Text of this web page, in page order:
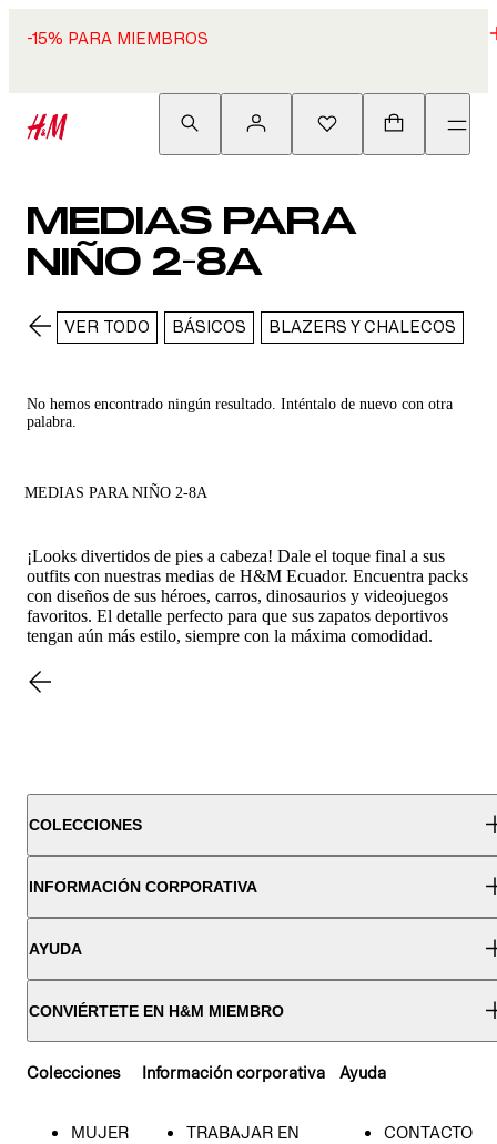
-15% PARA MIEMBROS
MEDIAS PARA
NIÑO 2-8A
VER TODO BÁSICOS BLAZERS Y CHALECOS
No hemos encontrado ningún resultado. Inténtalo de nuevo con otra
palabra.
MEDIAS PARA NIÑO 2-8A
¡Looks divertidos de pies a cabeza! Dale el toque final a sus
outfits con nuestras medias de H&M Ecuador. Encuentra packs
con diseños de sus héroes, carros, dinosaurios y videojuegos
favoritos. El detalle perfecto para que sus zapatos deportivos
tengan aún más estilo, siempre con la máxima comodidad.
COLECCIONES
INFORMACIÓN CORPORATIVA
AYUDA
CONVIÉRTETE EN H&M MIEMBRO
Colecciones
MUJER
Información corporativa
TRABAJAR EN
Ayuda
CONTACTO